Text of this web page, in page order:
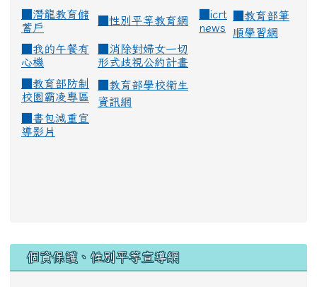
潛龍教育儲
蓄戶
性別平等教育網
icrt
news
教育部筆
順學習網
我的午餐有
心機
消除對婦女一切
形式歧視公約計畫
教育部防制
校園霸凌專區
教育部學校衛生
資訊網
書包減重宣
導影片
個資保護、性別平等宣導網